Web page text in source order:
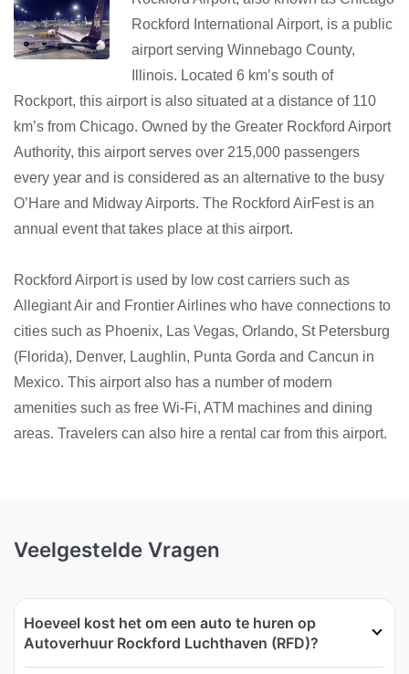
Rockford International Airport, is a public
airport serving Winnebago County,
Illinois. Located 6 km’s south of
Rockport, this airport is also situated at a distance of 110
km’s from Chicago. Owned by the Greater Rockford Airport
Authority, this airport serves over 215,000 passengers
every year and is considered as an alternative to the busy
O’Hare and Midway Airports. The Rockford AirFest is an
annual event that takes place at this airport.
Rockford Airport is used by low cost carriers such as
Allegiant Air and Frontier Airlines who have connections to
cities such as Phoenix, Las Vegas, Orlando, St Petersburg
(Florida), Denver, Laughlin, Punta Gorda and Cancun in
Mexico. This airport also has a number of modern
amenities such as free Wi-Fi, ATM machines and dining
areas. Travelers can also hire a rental car from this airport.
Veelgestelde Vragen
Hoeveel kost het om een auto te huren op
Autoverhuur Rockford Luchthaven (RFD)?